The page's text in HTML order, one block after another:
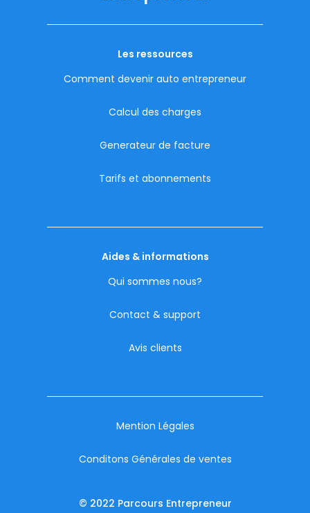
Les ressources
Comment devenir auto entrepreneur
Calcul des charges
Generateur de facture
Tarifs et abonnements
Aides & informations
Qui sommes nous?
Contact & support
Avis clients
Mention Légales
Conditons Générales de ventes
© 2022 Parcours Entrepreneur